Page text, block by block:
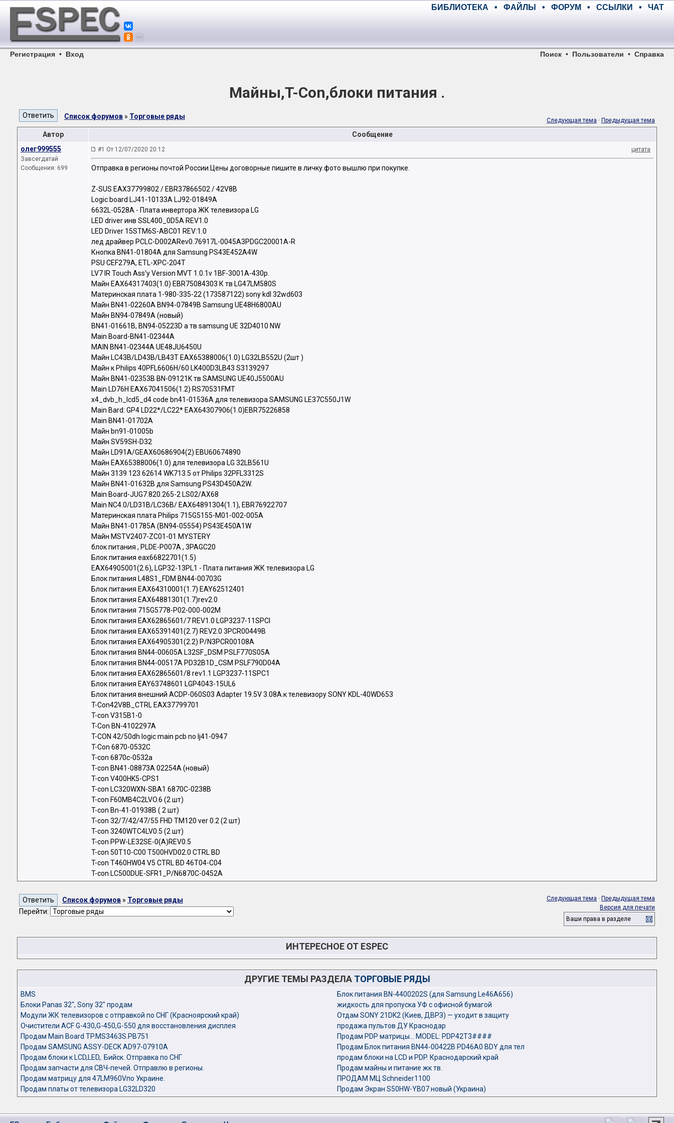
БИБЛИОТЕКА • ФАЙЛЫ • ФОРУМ • ССЫЛКИ • ЧАТ
Регистрация • Вход Поиск • Пользователи • Справка
Майны,T-Con,блоки питания .
Список форумов » Торговые ряды Следующая тема · Предыдущая тема
Автор
Сообщение
олег999555
Завсегдатай
Сообщения: 699
#1 От 12/07/2020 20:12 цитата
Отправка в регионы почтой России.Цены договорные пишите в личку.фото вышлю при покупке.
Z-SUS EAX37799802 / EBR37866502 / 42V8B
Logic board LJ41-10133A LJ92-01849A
6632L-0528A - Плата инвертора ЖК телевизора LG
LED driver инв SSL400_0D5A REV1.0
LED Driver 15STM6S-ABC01 REV:1.0
лед драйвер PCLC-D002ARev0.76917L-0045A3PDGC20001A-R
Кнопка BN41-01804A для Samsung PS43E452A4W
PSU CEF279A, ETL-XPC-204T
LV7 IR Touch Ass'y Version MVT 1.0.1v 1BF-3001A-430р.
Майн EAX64317403(1.0) EBR75084303 К тв LG47LM580S
Материнская плата 1-980-335-22 (173587122) sony kdl 32wd603
Майн BN41-02260A BN94-07849B Samsung UE48H6800AU
Майн BN94-07849A (новый)
BN41-01661B, BN94-05223D а тв samsung UE 32D4010 NW
Main Board-BN41-02344A
MAIN BN41-02344A UE48JU6450U
Майн LC43B/LD43B/LB43T EAX65388006(1.0) LG32LB552U (2шт )
Майн к Philips 40PFL6606H/60 LK400D3LB43 S3139297
Майн BN41-02353B BN-09121K тв SAMSUNG UE40J5500AU
Main LD76H EAX67041506(1.2) RS70531FMT
x4_dvb_h_lcd5_d4 code bn41-01536A для телевизора SAMSUNG LE37C550J1W
Main Bard: GP4 LD22*/LC22* EAX64307906(1.0)EBR75226858
Main BN41-01702A
Майн bn91-01005b
Майн SV59SH-D32
Майн LD91A/GEAX60686904(2) EBU60674890
Майн EAX65388006(1.0) для телевизора LG 32LB561U
Майн 3139 123 62614 WK713.5 от Philips 32PFL3312S
Майн BN41-01632B для Samsung PS43D450A2W.
Main Board-JUG7.820.265-2 LS02/AX68
Main NC4.0/LD31B/LC36B/ EAX64891304(1.1), EBR76922707
Материнская плата Philips 715G5155-M01-002-005A
Майн BN41-01785A (BN94-05554) PS43E450A1W
Майн MSTV2407-ZC01-01 MYSTERY
блок питания , PLDE-P007A , 3PAGC20
Блок питания eax66822701(1.5)
EAX64905001(2.6), LGP32-13PL1 - Плата питания ЖК телевизора LG
Блок питания L48S1_FDM BN44-00703G
Блок питания EAX64310001(1.7) EAY62512401
Блок питания EAX64881301(1.7)rev2.0
Блок питания 715G5778-P02-000-002M
Блок питания EAX62865601/7 REV1.0 LGP3237-11SPCI
Блок питания EAX65391401(2.7) REV2.0 3PCR00449B
Блок питания EAX64905301(2.2) P/N3PCR00108A
Блок питания BN44-00605A L32SF_DSM PSLF770S05A
Блок питания BN44-00517A PD32B1D_CSM PSLF790D04A
Блок питания EAX62865601/8 rev1.1 LGP3237-11SPC1
Блок питания EAY63748601 LGP4043-15UL6
Блок питания внешний ACDP-060S03 Adapter 19.5V 3.08A.к телевизору SONY KDL-40WD653
T-Con42V8B_CTRL EAX37799701
T-con V315B1-0
T-Con BN-4102297A
T-CON 42/50dh logic main pcb no lj41-0947
T-Con 6870-0532C
T-con 6870c-0532a
T-con BN41-08873A 02254A (новый)
T-con V400HK5-CPS1
T-con LC320WXN-SBA1 6870C-0238B
T-con F60MB4C2LVO.6 (2 шт)
T-con Bn-41-01938B ( 2 шт)
T-con 32/7/42/47/55 FHD TM120 ver 0.2 (2 шт)
T-con 3240WTC4LV0.5 (2 шт)
T-con PPW-LE32SE-0(A)REV0.5
T-con 50T10-C00 T500HVD02.0 CTRL BD
T-con T460HW04 V5 CTRL BD 46T04-C04
T-con LC500DUE-SFR1_P/N6870C-0452A
Список форумов » Торговые ряды
Перейти:
Следующая тема · Предыдущая тема
Версия для печати
Ваши права в разделе
ИНТЕРЕСНОЕ ОТ ESPEC
ДРУГИЕ ТЕМЫ РАЗДЕЛА ТОРГОВЫЕ РЯДЫ
BMS
Блок питания BN-4400202S (для Samsung Le46A656)
Блоки Panas 32", Sony 32" продам
жидкость для пропуска УФ с офисной бумагой
Модули ЖК телевизоров с отправкой по СНГ (Красноярский край)
Отдам SONY 21DK2 (Киев, ДВРЗ) — уходит в защиту
Очистители ACF G-430,G-450,G-550 для восстановления дисплея
продажа пультов ДУ Краснодар
Продам Main Board TP.MS3463S.PB751
Продам PDP матрицы... MODEL: PDP42T3####
Продам SAMSUNG ASSY-DECK AD97-07910A
Продам Блок питания BN44-00422B PD46A0 BDY для тел
Продам блоки к LCD,LED,. Бийск. Отправка по СНГ
продам блоки на LCD и PDP. Краснодарский край
Продам запчасти для СВЧ-печей. Отправлю в регионы.
Продам майны и питание жк тв.
Продам матрицу для 47LM960Vпо Украине.
ПРОДАМ МЦ Schneider1100
Продам платы от телевизора LG32LD320
Продам Экран S50HW-YB07 новый (Украина)